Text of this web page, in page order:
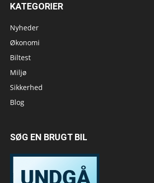
KATEGORIER
Nyheder
Økonomi
Biltest
Miljø
Sikkerhed
Blog
SØG EN BRUGT BIL